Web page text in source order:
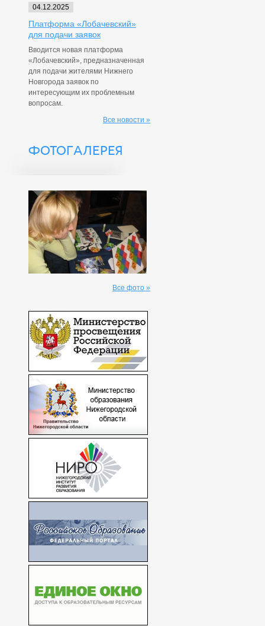
04.12.2025
Платформа «Лобачевский»
для подачи заявок
Вводится новая платформа
«Лобачевский», предназначенная
для подачи жителями Нижнего
Новгорода заявок по
интересующим их проблемным
вопросам.
Все новости »
ФОТОГАЛЕРЕЯ
Все фото »